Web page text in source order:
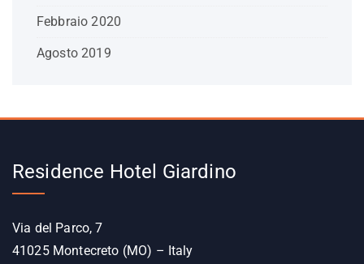
Febbraio 2020
Agosto 2019
Residence Hotel Giardino
Via del Parco, 7
41025 Montecreto (MO) – Italy